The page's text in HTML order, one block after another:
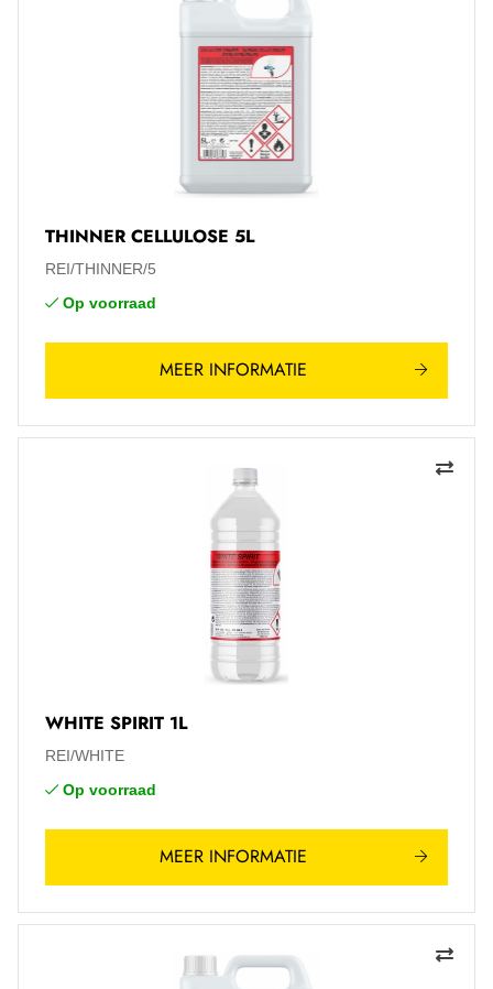
THINNER CELLULOSE 5L
REI/THINNER/5
Op voorraad
MEER INFORMATIE
WHITE SPIRIT 1L
REI/WHITE
Op voorraad
MEER INFORMATIE